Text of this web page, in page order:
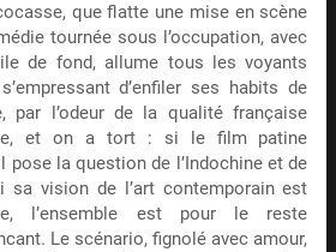
que flatte une mise en scène
tournée sous l’occupation, avec
de fond, allume tous les voyants
d’enfiler ses habits de
par l’odeur de la qualité française
et on a tort : si le film patine
pose la question de l’Indochine et de
sa vision de l’art contemporain est
l’ensemble est pour le reste
Le scénario, fignolé avec amour,